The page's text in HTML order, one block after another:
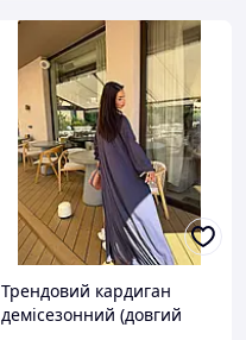
Трендовий кардиган
демісезонний (довгий